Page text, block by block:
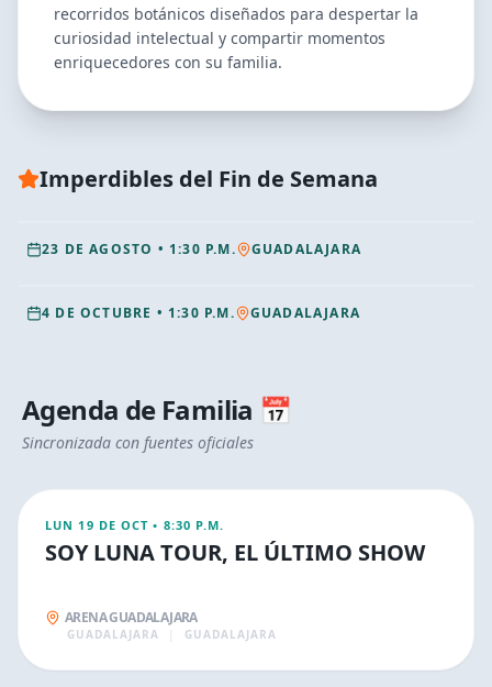
recorridos botánicos diseñados para despertar la
curiosidad intelectual y compartir momentos
enriquecedores con su familia.
Imperdibles del Fin de Semana
Érase una vez en puntas
23 DE AGOSTO • 1:30 P.M. GUADALAJARA
RECOMENDADO
2026, 01:30 pm
4 DE OCTUBRE • 1:30 P.M. GUADALAJARA
Agenda de Familia 📅
Sincronizada con fuentes oficiales
FAMILIA
LUN 19 DE OCT • 8:30 P.M.
SOY LUNA TOUR, EL ÚLTIMO SHOW
ARENA GUADALAJARA
GUADALAJARA GUADALAJARA
23